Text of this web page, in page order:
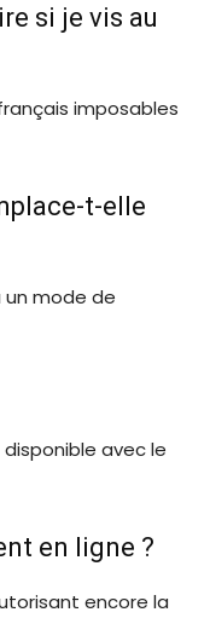
si je vis au
imposables
t-elle
un mode de
avec le
en ligne ?
encore la